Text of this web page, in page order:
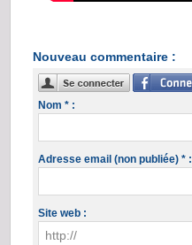
Nouveau commentaire :
Nom * :
Adresse email (non publiée) * :
Site web :